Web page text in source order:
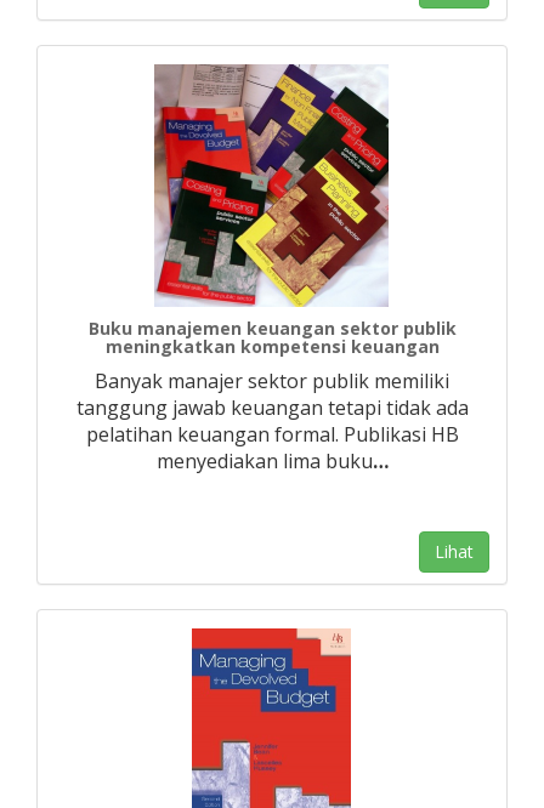
Buku manajemen keuangan sektor publik
meningkatkan kompetensi keuangan
Banyak manajer sektor publik memiliki
tanggung jawab keuangan tetapi tidak ada
pelatihan keuangan formal. Publikasi HB
menyediakan lima buku…
Lihat